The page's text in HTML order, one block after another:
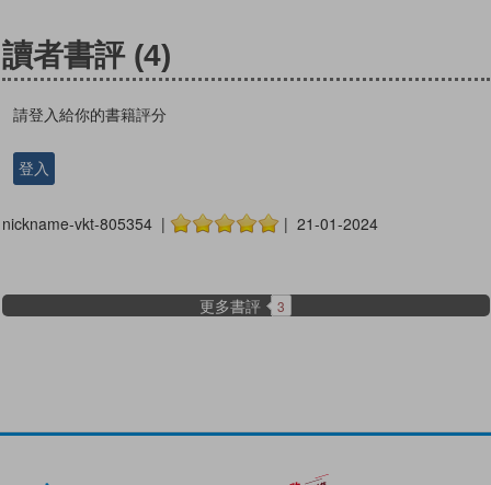
讀者書評 (4)
請登入給你的書籍評分
登入
nickname-vkt-805354 | | 21-01-2024
更多書評 3